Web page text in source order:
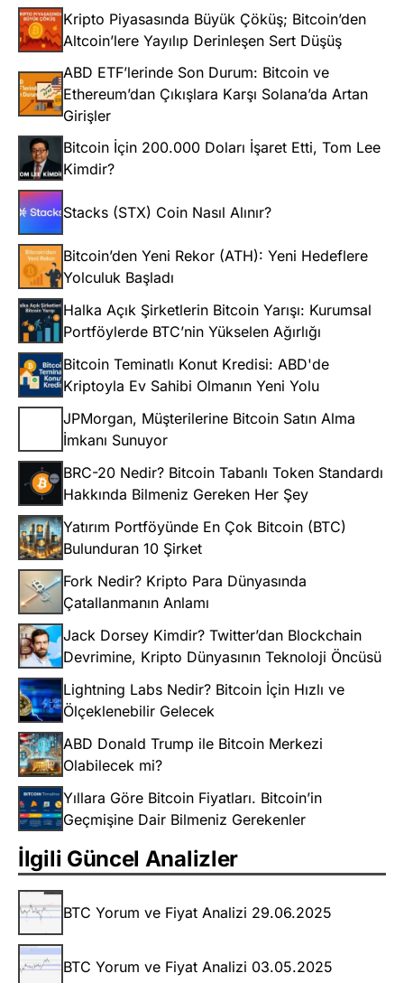
Kripto Piyasasında Büyük Çöküş; Bitcoin’den
Altcoin’lere Yayılıp Derinleşen Sert Düşüş
ABD ETF’lerinde Son Durum: Bitcoin ve
Ethereum’dan Çıkışlara Karşı Solana’da Artan
Girişler
Bitcoin İçin 200.000 Doları İşaret Etti, Tom Lee
Kimdir?
Stacks (STX) Coin Nasıl Alınır?
Bitcoin’den Yeni Rekor (ATH): Yeni Hedeflere
Yolculuk Başladı
Halka Açık Şirketlerin Bitcoin Yarışı: Kurumsal
Portföylerde BTC’nin Yükselen Ağırlığı
Bitcoin Teminatlı Konut Kredisi: ABD'de
Kriptoyla Ev Sahibi Olmanın Yeni Yolu
JPMorgan, Müşterilerine Bitcoin Satın Alma
İmkanı Sunuyor
BRC-20 Nedir? Bitcoin Tabanlı Token Standardı
Hakkında Bilmeniz Gereken Her Şey
Yatırım Portföyünde En Çok Bitcoin (BTC)
Bulunduran 10 Şirket
Fork Nedir? Kripto Para Dünyasında
Çatallanmanın Anlamı
Jack Dorsey Kimdir? Twitter’dan Blockchain
Devrimine, Kripto Dünyasının Teknoloji Öncüsü
Lightning Labs Nedir? Bitcoin İçin Hızlı ve
Ölçeklenebilir Gelecek
ABD Donald Trump ile Bitcoin Merkezi
Olabilecek mi?
Yıllara Göre Bitcoin Fiyatları. Bitcoin’in
Geçmişine Dair Bilmeniz Gerekenler
İlgili Güncel Analizler
BTC Yorum ve Fiyat Analizi 29.06.2025
BTC Yorum ve Fiyat Analizi 03.05.2025